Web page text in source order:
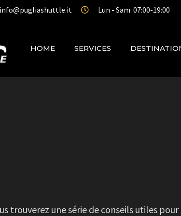
info@pugliashuttle.it Lun - Sam: 07:00-19:00
HOME SERVICES
trouverez une série de conseils utiles